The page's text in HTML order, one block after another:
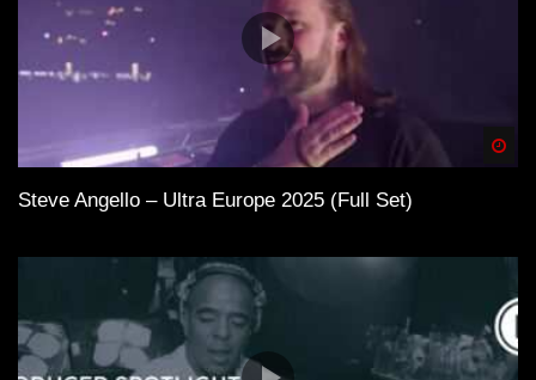
Steve Angello – Ultra Europe 2025 (Full Set)